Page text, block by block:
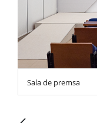
Sala de premsa